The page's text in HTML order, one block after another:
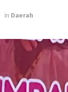
in Daerah